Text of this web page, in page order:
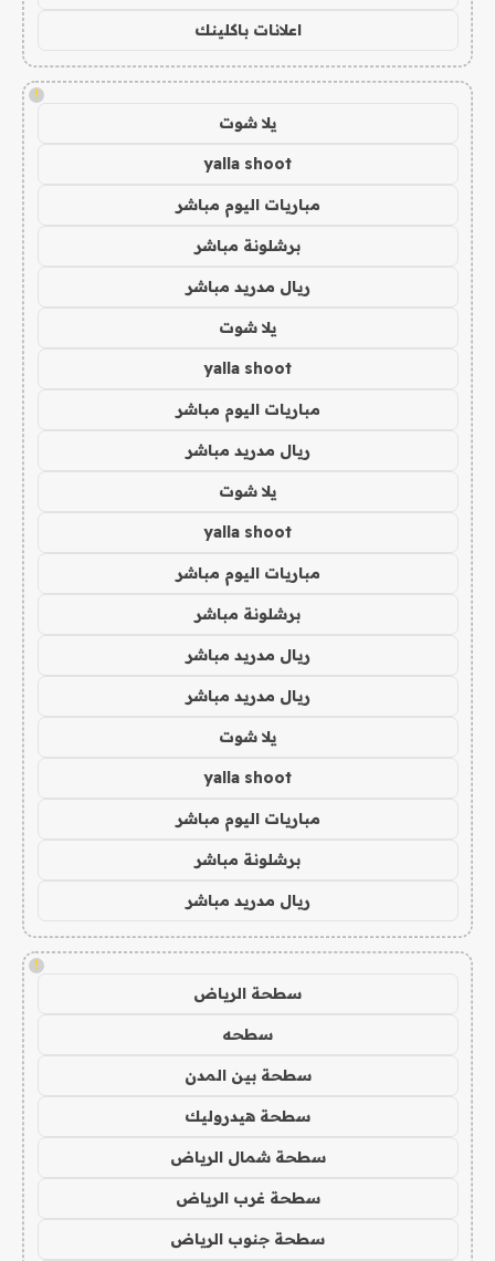
اعلانات باكلينك
!
يلا شوت
yalla shoot
مباريات اليوم مباشر
برشلونة مباشر
ريال مدريد مباشر
يلا شوت
yalla shoot
مباريات اليوم مباشر
ريال مدريد مباشر
يلا شوت
yalla shoot
مباريات اليوم مباشر
برشلونة مباشر
ريال مدريد مباشر
ريال مدريد مباشر
يلا شوت
yalla shoot
مباريات اليوم مباشر
برشلونة مباشر
ريال مدريد مباشر
!
سطحة الرياض
سطحه
سطحة بين المدن
سطحة هيدروليك
سطحة شمال الرياض
سطحة غرب الرياض
سطحة جنوب الرياض